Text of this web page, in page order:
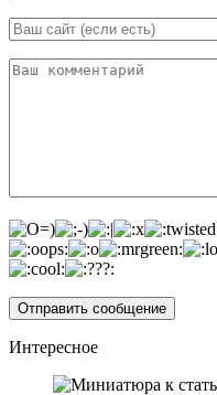
Интересное